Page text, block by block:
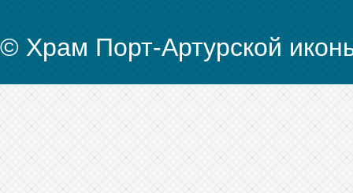
© Храм Порт-Артурской